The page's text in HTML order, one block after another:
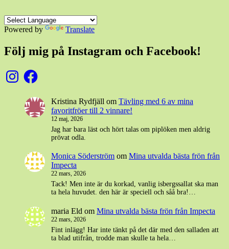
Powered by Translate
Följ mig på Instagram och Facebook!
InstagramFacebook
Kristina Rydfjäll om Tävling med 6 av mina
favoritfröer till 2 vinnare!
12 maj, 2026
Jag har bara läst och hört talas om piplöken men aldrig
prövat odla.
Monica Söderström om Mina utvalda bästa frön från
Impecta
22 mars, 2026
Tack! Men inte är du korkad, vanlig isbergssallat ska man
ta hela huvudet. den här är speciell och såå bra!…
maria Eld om Mina utvalda bästa frön från Impecta
22 mars, 2026
Fint inlägg! Har inte tänkt på det där med den salladen att
ta blad utifrån, trodde man skulle ta hela…